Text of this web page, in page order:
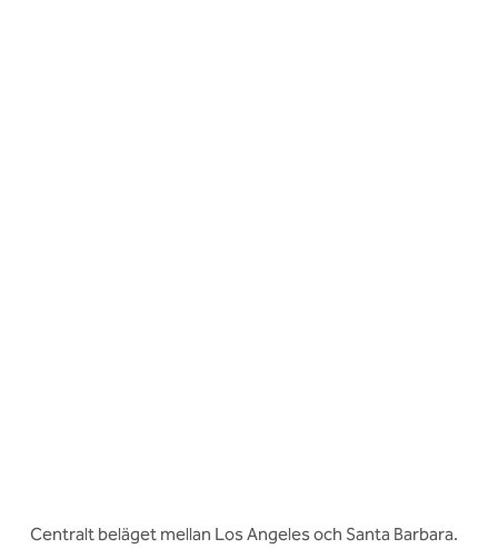
Centralt beläget mellan Los Angeles och Santa Barbara.